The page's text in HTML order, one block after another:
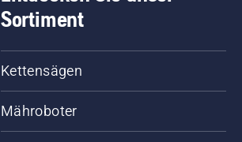
Sortiment
Kettensägen
Mähroboter